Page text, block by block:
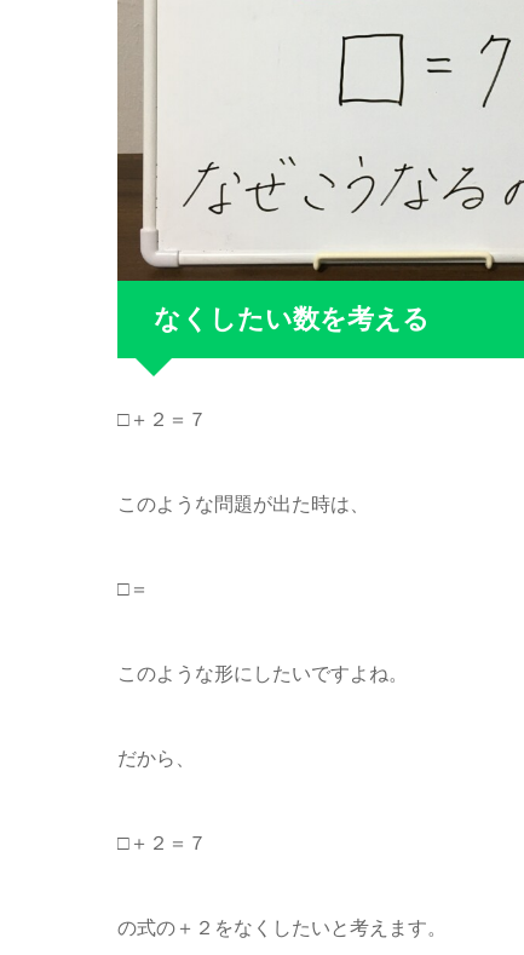
なくしたい数を考える
□＋２＝７
このような問題が出た時は、
□＝
このような形にしたいですよね。
だから、
□＋２＝７
の式の＋２をなくしたいと考えます。